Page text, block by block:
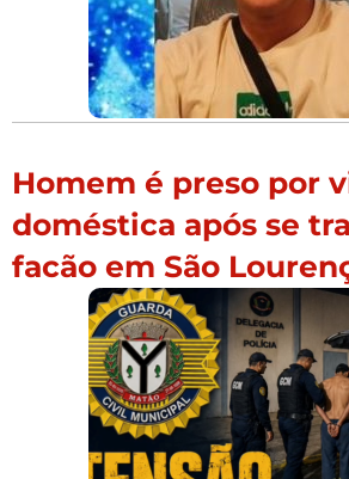
Homem é preso por
doméstica após se
facão em São